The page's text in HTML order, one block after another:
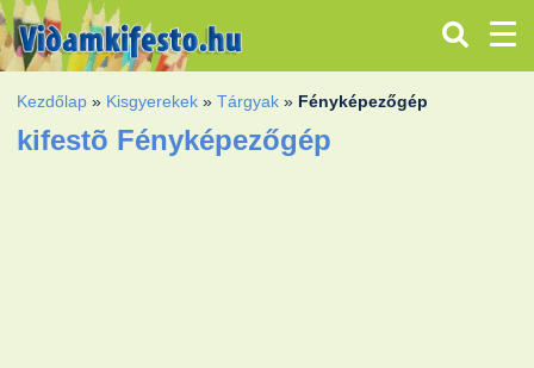
Kezdőlap » Kisgyerekek »Tárgyak » Fényképezőgép
kifestõ Fényképezőgép